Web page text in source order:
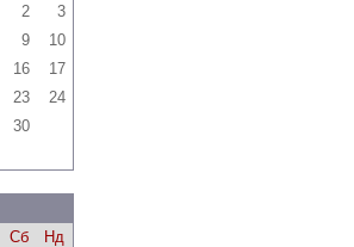
2
3
9
10
16
17
23
24
30
Сб
Нд